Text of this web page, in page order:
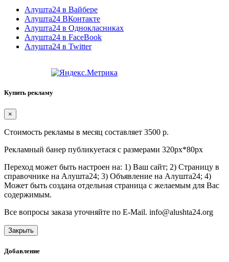
Алушта24 в Вайбере
Алушта24 ВКонтакте
Алушта24 в Однокласниках
Алушта24 в FaceBook
Алушта24 в Twitter
Купить рекламу
×
Стоимость рекламы в месяц составляет 3500 р.
Рекламный банер публикуетася с размерами 320px*80px
Переход может быть настроен на: 1) Ваш сайт; 2) Страницу в
справочнике на Алушта24; 3) Объявление на Алушта24; 4)
Может быть создана отдельная страница с желаемым для Вас
содержимым.
Все вопросы заказа уточняйте по E-Mail. info@alushta24.org
Закрыть
Добавление